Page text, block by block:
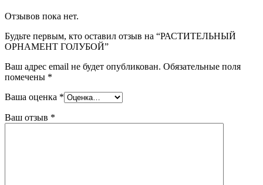
Отзывов пока нет.
Будьте первым, кто оставил отзыв на “РАСТИТЕЛЬНЫЙ
ОРНАМЕНТ ГОЛУБОЙ”
Ваш адрес email не будет опубликован. Обязательные поля
помечены *
Ваша оценка *
Ваш отзыв *